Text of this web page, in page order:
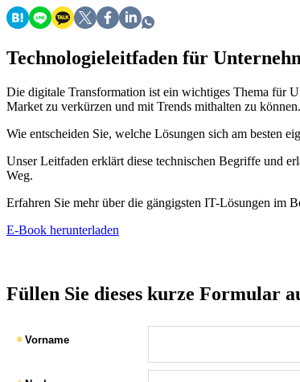
Technologieleitfaden für
Die digitale Transformation ist ein wichtiges Thema für
Market zu verkürzen und mit Trends mithalten zu können.
Wie entscheiden Sie, welche Lösungen sich am besten
Unser Leitfaden erklärt diese technischen Begriffe und
Weg.
Erfahren Sie mehr über die gängigsten IT-Lösungen im
E-Book herunterladen
Füllen Sie dieses kurze Formular